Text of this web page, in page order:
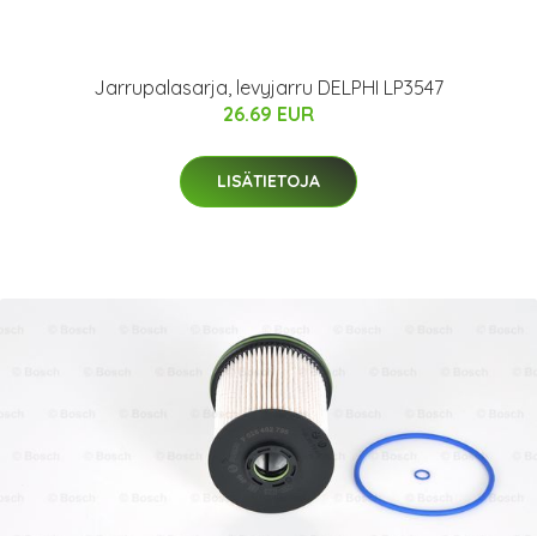
Jarrupalasarja, levyjarru DELPHI LP3547
26.69 EUR
LISÄTIETOJA